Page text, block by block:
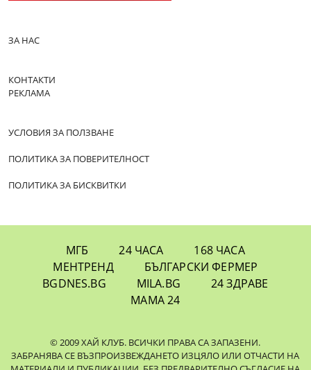
ЗА НАС
КОНТАКТИ
РЕКЛАМА
УСЛОВИЯ ЗА ПОЛЗВАНЕ
ПОЛИТИКА ЗА ПОВЕРИТЕЛНОСТ
ПОЛИТИКА ЗА БИСКВИТКИ
МГБ 24 ЧАСА
168 ЧАСА
МЕНТРЕНД
БЪЛГАРСКИ ФЕРМЕР
BGDNES.BG
MILA.BG
24 ЗДРАВЕ
МАМА 24
© 2009 ХАЙ КЛУБ. ВСИЧКИ ПРАВА СА ЗАПАЗЕНИ.
ЗАБРАНЯВА СЕ ВЪЗПРОИЗВЕЖДАНЕТО ИЗЦЯЛО ИЛИ ОТЧАСТИ НА